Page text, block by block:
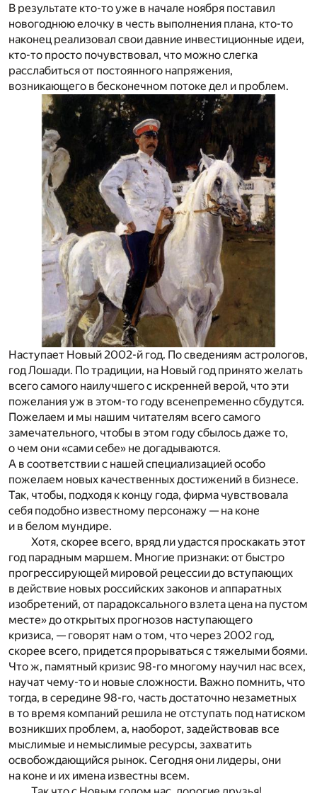
В результате кто-то уже в начале ноября поставил
новогоднюю елочку в честь выполнения плана, кто-то
наконец реализовал свои давние инвестиционные идеи,
кто-то просто почувствовал, что можно слегка
расслабиться от постоянного напряжения,
возникающего в бесконечном потоке дел и проблем.
Наступает Новый 2002-й год. По сведениям астрологов,
год Лошади. По традиции, на Новый год принято желать
всего самого наилучшего с искренней верой, что эти
пожелания уж в этом-то году всенепременно сбудутся.
Пожелаем и мы нашим читателям всего самого
замечательного, чтобы в этом году сбылось даже то,
о чем они «сами себе» не догадываются.
А в соответствии с нашей специализацией особо
пожелаем новых качественных достижений в бизнесе.
Так, чтобы, подходя к концу года, фирма чувствовала
себя подобно известному персонажу — на коне
и в белом мундире.
Хотя, скорее всего, вряд ли удастся проскакать этот
год парадным маршем. Многие признаки: от быстро
прогрессирующей мировой рецессии до вступающих
в действие новых российских законов и аппаратных
изобретений, от парадоксального взлета цена на пустом
месте» до открытых прогнозов наступающего
кризиса, — говорят нам о том, что через 2002 год,
скорее всего, придется прорываться с тяжелыми боями.
Что ж, памятный кризис 98-го многому научил нас всех,
научат чему-то и новые сложности. Важно помнить, что
тогда, в середине 98-го, часть достаточно незаметных
в то время компаний решила не отступать под натиском
возникших проблем, а, наоборот, задействовав все
мыслимые и немыслимые ресурсы, захватить
освобождающийся рынок. Сегодня они лидеры, они
на коне и их имена известны всем.